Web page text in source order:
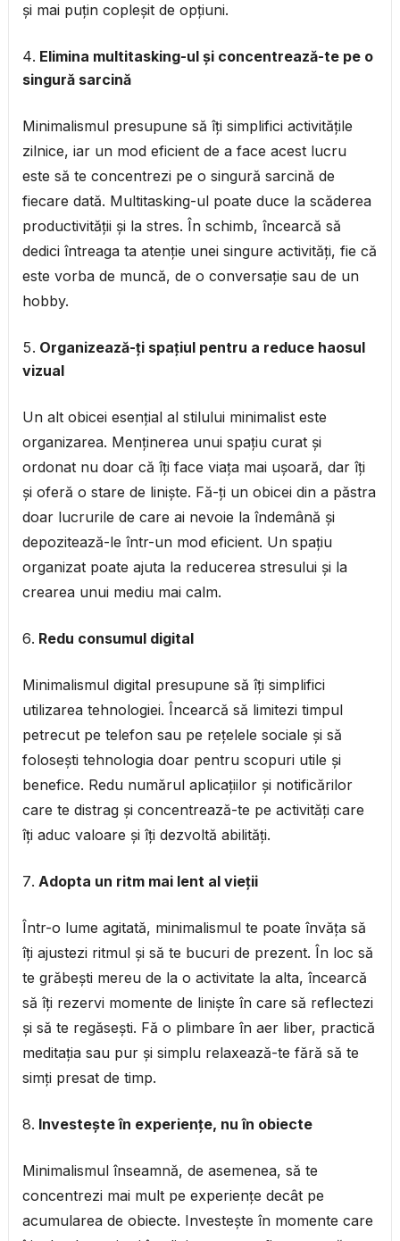
și mai puțin copleșit de opțiuni.
Elimina multitasking-ul și concentrează-te pe o
singură sarcină
Minimalismul presupune să îți simplifici activitățile
zilnice, iar un mod eficient de a face acest lucru
este să te concentrezi pe o singură sarcină de
fiecare dată. Multitasking-ul poate duce la scăderea
productivității și la stres. În schimb, încearcă să
dedici întreaga ta atenție unei singure activități, fie că
este vorba de muncă, de o conversație sau de un
hobby.
Organizează-ți spațiul pentru a reduce haosul
vizual
Un alt obicei esențial al stilului minimalist este
organizarea. Menținerea unui spațiu curat și
ordonat nu doar că îți face viața mai ușoară, dar îți
și oferă o stare de liniște. Fă-ți un obicei din a păstra
doar lucrurile de care ai nevoie la îndemână și
depozitează-le într-un mod eficient. Un spațiu
organizat poate ajuta la reducerea stresului și la
crearea unui mediu mai calm.
Redu consumul digital
Minimalismul digital presupune să îți simplifici
utilizarea tehnologiei. Încearcă să limitezi timpul
petrecut pe telefon sau pe rețelele sociale și să
folosești tehnologia doar pentru scopuri utile și
benefice. Redu numărul aplicațiilor și notificărilor
care te distrag și concentrează-te pe activități care
îți aduc valoare și îți dezvoltă abilități.
Adopta un ritm mai lent al vieții
Într-o lume agitată, minimalismul te poate învăța să
îți ajustezi ritmul și să te bucuri de prezent. În loc să
te grăbești mereu de la o activitate la alta, încearcă
să îți rezervi momente de liniște în care să reflectezi
și să te regăsești. Fă o plimbare în aer liber, practică
meditația sau pur și simplu relaxează-te fără să te
simți presat de timp.
Investește în experiențe, nu în obiecte
Minimalismul înseamnă, de asemenea, să te
concentrezi mai mult pe experiențe decât pe
acumularea de obiecte. Investește în momente care